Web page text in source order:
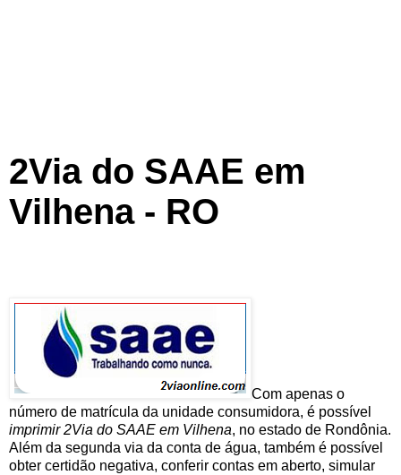
2Via do SAAE em
Vilhena - RO
Com apenas o
número de matrícula da unidade consumidora, é possível
imprimir 2Via do SAAE em Vilhena, no estado de Rondônia.
Além da segunda via da conta de água, também é possível
obter certidão negativa, conferir contas em aberto, simular